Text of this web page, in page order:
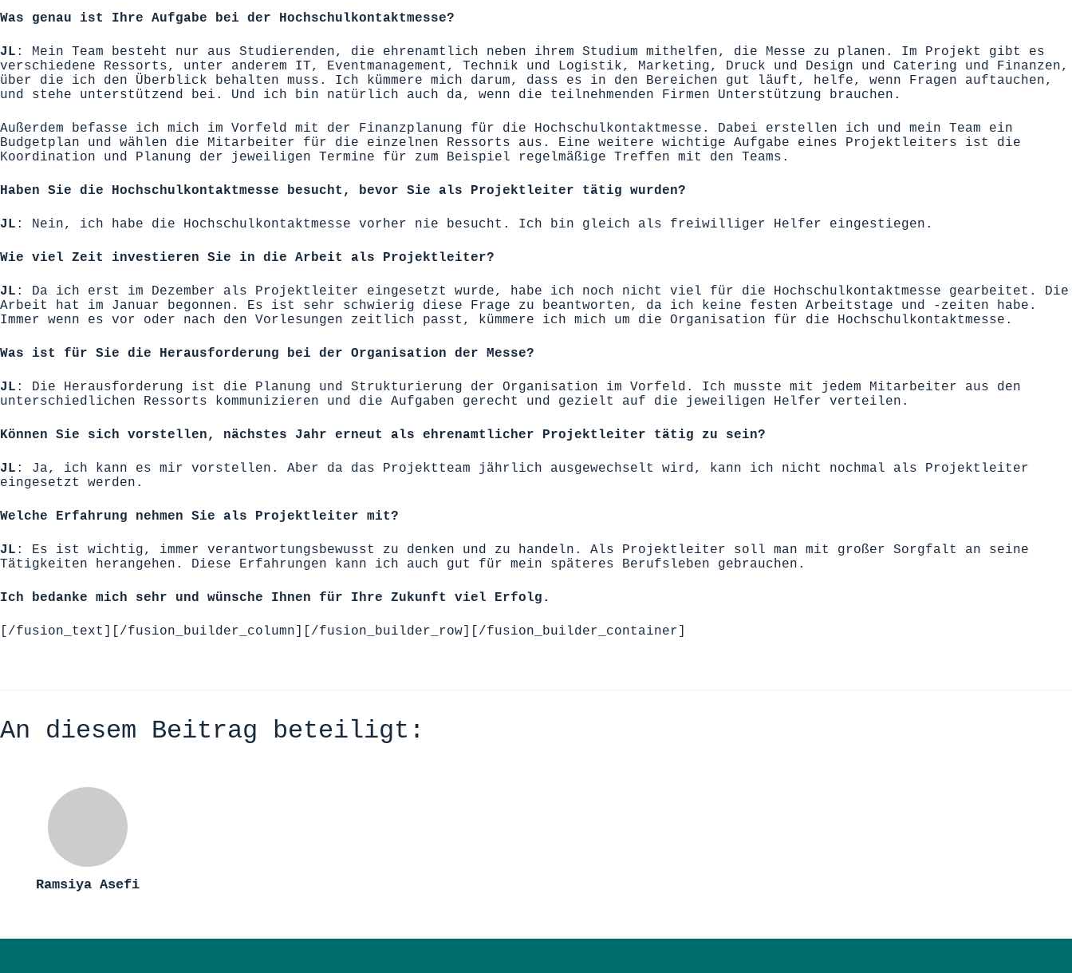
Was genau ist Ihre Aufgabe bei der Hochschulkontaktmesse?
JL : Mein Team besteht nur aus Studierenden, die ehrenamtlich neben ihrem Studium mithelfen, die Messe zu planen. Im Projekt gibt es
verschiedene Ressorts, unter anderem IT, Eventmanagement, Technik und Logistik, Marketing, Druck und Design und Catering und Finanzen,
über die ich den Überblick behalten muss. Ich kümmere mich darum, dass es in den Bereichen gut läuft, helfe, wenn Fragen auftauchen,
und stehe unterstützend bei. Und ich bin natürlich auch da, wenn die teilnehmenden Firmen Unterstützung brauchen.
Außerdem befasse ich mich im Vorfeld mit der Finanzplanung für die Hochschulkontaktmesse. Dabei erstellen ich und mein Team ein
Budgetplan und wählen die Mitarbeiter für die einzelnen Ressorts aus. Eine weitere wichtige Aufgabe eines Projektleiters ist die
Koordination und Planung der jeweiligen Termine für zum Beispiel regelmäßige Treffen mit den Teams.
Haben Sie die Hochschulkontaktmesse besucht, bevor Sie als Projektleiter tätig wurden?
JL : Nein, ich habe die Hochschulkontaktmesse vorher nie besucht. Ich bin gleich als freiwilliger Helfer eingestiegen.
Wie viel Zeit investieren Sie in die Arbeit als Projektleiter?
JL : Da ich erst im Dezember als Projektleiter eingesetzt wurde, habe ich noch nicht viel für die Hochschulkontaktmesse gearbeitet. Die
Arbeit hat im Januar begonnen. Es ist sehr schwierig diese Frage zu beantworten, da ich keine festen Arbeitstage und -zeiten habe.
Immer wenn es vor oder nach den Vorlesungen zeitlich passt, kümmere ich mich um die Organisation für die Hochschulkontaktmesse.
Was ist für Sie die Herausforderung bei der Organisation der Messe?
JL : Die Herausforderung ist die Planung und Strukturierung der Organisation im Vorfeld. Ich musste mit jedem Mitarbeiter aus den
unterschiedlichen Ressorts kommunizieren und die Aufgaben gerecht und gezielt auf die jeweiligen Helfer verteilen.
Können Sie sich vorstellen, nächstes Jahr erneut als ehrenamtlicher Projektleiter tätig zu sein?
JL : Ja, ich kann es mir vorstellen. Aber da das Projektteam jährlich ausgewechselt wird, kann ich nicht nochmal als Projektleiter
eingesetzt werden.
Welche Erfahrung nehmen Sie als Projektleiter mit?
JL : Es ist wichtig, immer verantwortungsbewusst zu denken und zu handeln. Als Projektleiter soll man mit großer Sorgfalt an seine
Tätigkeiten herangehen. Diese Erfahrungen kann ich auch gut für mein späteres Berufsleben gebrauchen.
Ich bedanke mich sehr und wünsche Ihnen für Ihre Zukunft viel Erfolg.
[/fusion_text][/fusion_builder_column][/fusion_builder_row][/fusion_builder_container]
An diesem Beitrag beteiligt:
Ramsiya Asefi